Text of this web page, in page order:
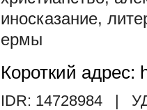
иносказание,
ермы
Короткий адрес:
IDR: 14728984 |